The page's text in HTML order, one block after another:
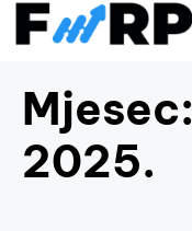
Mjesec:
2025.